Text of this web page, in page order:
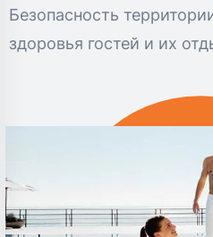
Безопасность
здоровья гостей и их